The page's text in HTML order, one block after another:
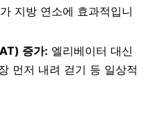
지방 연소에 효과적입니
증가: 엘리베이터 대신
먼저 내려 걷기 등 일상적